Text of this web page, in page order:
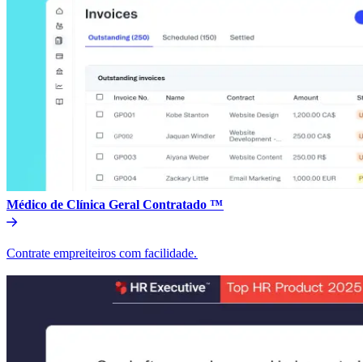
Médico de Clínica Geral Contratado ™​​
Contrate empreiteiros com facilidade.​​